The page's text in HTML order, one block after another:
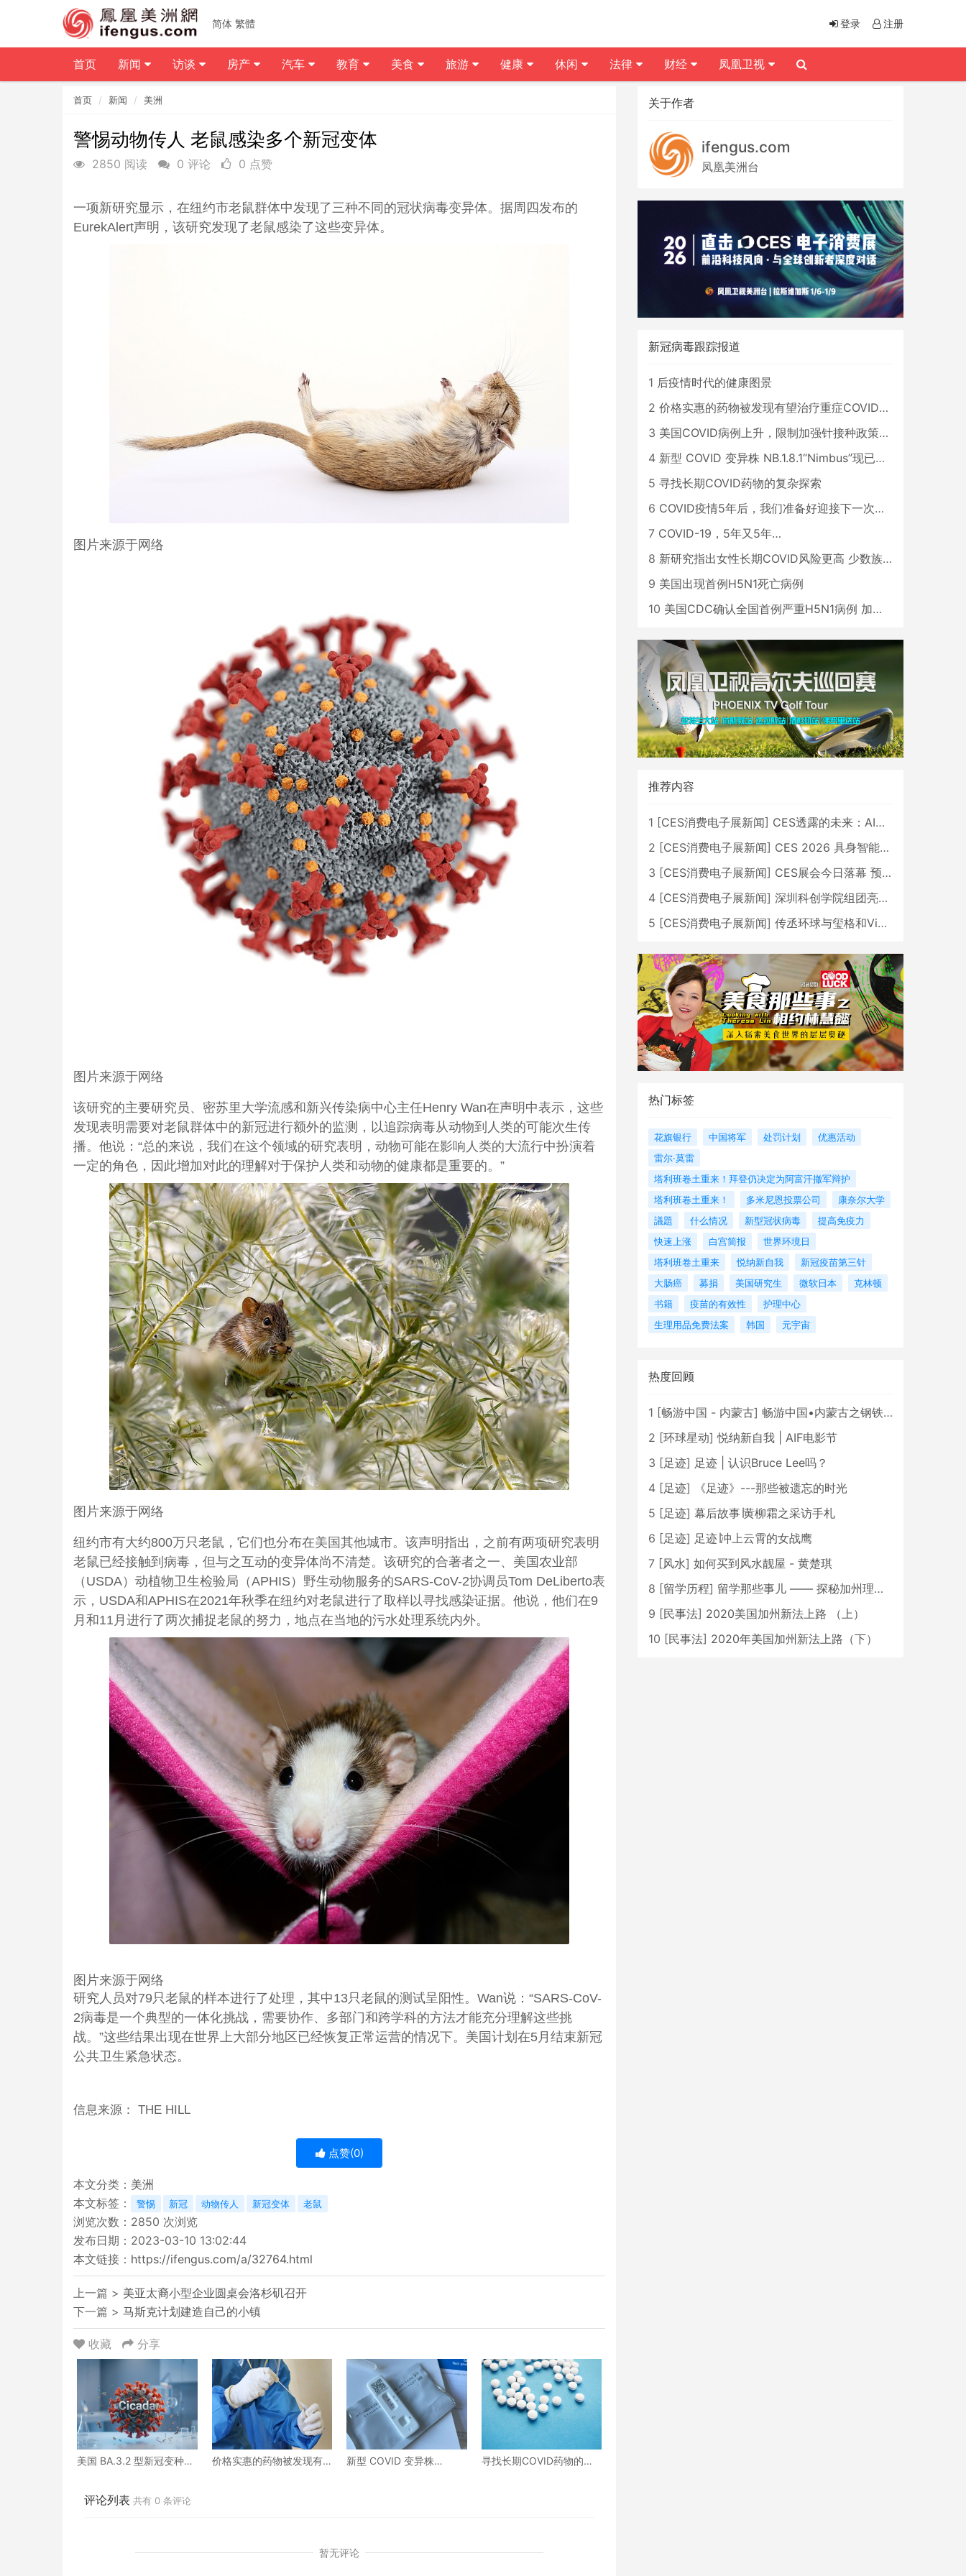
首页 新闻 美洲
警惕动物传人 老鼠感染多个新冠变体
2850 阅读 0 评论 0 点赞
一项新研究显示，在纽约市老鼠群体中发现了三种不同的冠状病毒变异体。据周四发布的
EurekAlert声明，该研究发现了老鼠感染了这些变异体。
图片来源于网络
图片来源于网络
该研究的主要研究员、密苏里大学流感和新兴传染病中心主任Henry Wan在声明中表示，这些
发现表明需要对老鼠群体中的新冠进行额外的监测，以追踪病毒从动物到人类的可能次生传
播。他说：“总的来说，我们在这个领域的研究表明，动物可能在影响人类的大流行中扮演着
一定的角色，因此增加对此的理解对于保护人类和动物的健康都是重要的。”
图片来源于网络
纽约市有大约800万只老鼠，它们也分布在美国其他城市。该声明指出，之前有两项研究表明
老鼠已经接触到病毒，但与之互动的变异体尚不清楚。该研究的合著者之一、美国农业部
（USDA）动植物卫生检验局（APHIS）野生动物服务的SARS-CoV-2协调员Tom DeLiberto表
示，USDA和APHIS在2021年秋季在纽约对老鼠进行了取样以寻找感染证据。他说，他们在9
月和11月进行了两次捕捉老鼠的努力，地点在当地的污水处理系统内外。
图片来源于网络
研究人员对79只老鼠的样本进行了处理，其中13只老鼠的测试呈阳性。Wan说：“SARS-CoV-
2病毒是一个典型的一体化挑战，需要协作、多部门和跨学科的方法才能充分理解这些挑
战。”这些结果出现在世界上大部分地区已经恢复正常运营的情况下。美国计划在5月结束新冠
公共卫生紧急状态。
信息来源： THE HILL
点赞(0)
本文分类： 美洲
本文标签：
警惕 新冠 动物传人 新冠变体 老鼠
浏览次数： 2850 次浏览
发布日期：2023-03-10 13:02:44
本文链接： https://ifengus.com/a/32764.html
上一篇 > 美亚太裔小型企业圆桌会洛杉矶召开
下一篇 > 马斯克计划建造自己的小镇
收藏 分享
美国 BA.3.2 型新冠变种病
价格实惠的药物被发现有
新型 COVID 变异株
寻找长期COVID药物的复
评论列表 共有 0 条评论
暂无评论
关于作者
ifengus.com
凤凰美洲台
新冠病毒跟踪报道
1 后疫情时代的健康图景
2 价格实惠的药物被发现有望治疗重症COVID患者
3 美国COVID病例上升，限制加强针接种政策即将出台
4 新型 COVID 变异株 NB.1.8.1“Nimbus”现已在美国占据主导地位
5 寻找长期COVID药物的复杂探索
6 COVID疫情5年后，我们准备好迎接下一次大流行了吗？
7 COVID-19，5年又5年…
8 新研究指出女性长期COVID风险更高 少数族裔儿童存在差异
9 美国出现首例H5N1死亡病例
10 美国CDC确认全国首例严重H5N1病例 加州进入紧急状态
推荐内容
1 [CES消费电子展新闻] CES透露的未来：AI、机器人与智能生活大爆发
2 [CES消费电子展新闻] CES 2026 具身智能与创新领域 中国公司大放异彩
3 [CES消费电子展新闻] CES展会今日落幕 预计2026行业收入将超五千亿美元
4 [CES消费电子展新闻] 深圳科创学院组团亮相CES 广受好评
5 [CES消费电子展新闻] 传丞环球与玺格和VibeLens共同推出全新耳机
热门标签
花旗银行 中国将军 处罚计划
优惠活动
雷尔·莫雷
塔利班卷土重来！拜登仍决定为阿富汗撤军辩护
塔利班卷土重来！
多米尼恩投票公司
康奈尔大学
議題
什么情况 新型冠状病毒
提高免疫力
快速上涨
白宫简报
世界环境日
塔利班卷土重来
悦纳新自我
新冠疫苗第三针
大肠癌
募捐 美国研究生 微软日本
克林顿
书籍
疫苗的有效性
护理中心
生理用品免费法案
韩国 元宇宙
热度回顾
1 [畅游中国 - 内蒙古] 畅游中国•内蒙古之钢铁骄子，魅力包头
2 [环球星动] 悦纳新自我 | AIF电影节
3 [足迹] 足迹 | 认识Bruce Lee吗？
4 [足迹]
《足迹》---那些被遗忘的时光
5 [足迹] 幕后故事∣黄柳霜之采访手札
6 [足迹] 足迹∣冲上云霄的女战鹰
7 [风水] 如何买到风水靓屋 - 黄楚琪
8 [留学历程] 留学那些事儿 —— 探秘加州理工学院Caltech博士生活 [上集]
9 [民事法] 2020美国加州新法上路 （上）
10 [民事法] 2020年美国加州新法上路（下）
简体 繁體 登录 注册
首页 新闻 访谈 房产 汽车 教育 美食 旅游 健康 休闲 法律 财经 凤凰卫视